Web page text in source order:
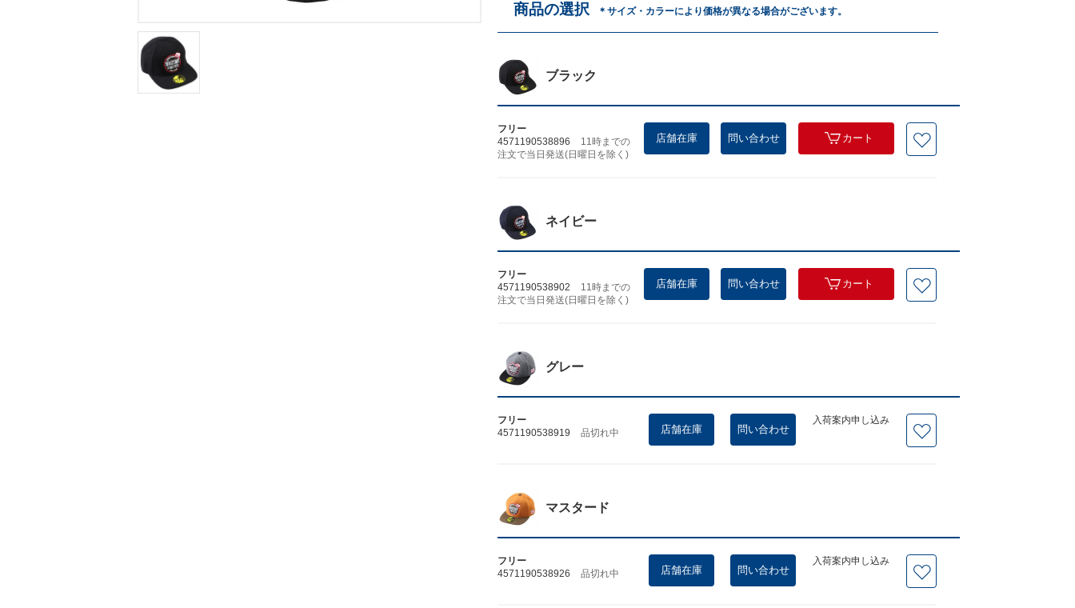
商品の選択 ＊サイズ・カラーにより価格が異なる場合がございます。
ブラック
フリー
4571190538896
11時までの
注文で当日発送(日曜日を除く)
店舗在庫 問い合わせ カート
ネイビー
フリー
4571190538902
11時までの
注文で当日発送(日曜日を除く)
店舗在庫 問い合わせ カート
グレー
フリー
4571190538919
品切れ中 店舗在庫 問い合わせ
入荷案内申し込み
マスタード
フリー
4571190538926
品切れ中 店舗在庫 問い合わせ
入荷案内申し込み